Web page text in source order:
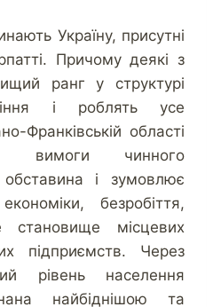
Україну, присутні
Причому деякі з
ранг у структурі
і роблять усе
Франківській області
вимоги чинного
і зумовлює
безробіття,
становище місцевих
підприємств. Через
рівень населення
найбіднішою та